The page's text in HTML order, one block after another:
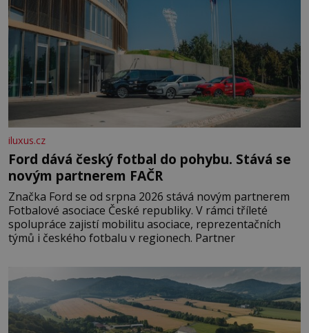
iluxus.cz
Ford dává český fotbal do pohybu. Stává se
novým partnerem FAČR
Značka Ford se od srpna 2026 stává novým partnerem
Fotbalové asociace České republiky. V rámci tříleté
spolupráce zajistí mobilitu asociace, reprezentačních
týmů i českého fotbalu v regionech. Partner